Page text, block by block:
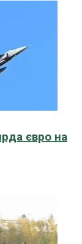
євро на